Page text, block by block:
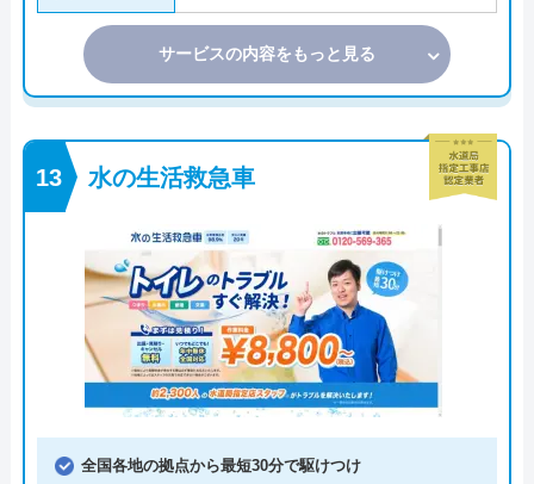
サービスの内容をもっと見る
水の生活救急車
全国各地の拠点から最短30分で駆けつけ